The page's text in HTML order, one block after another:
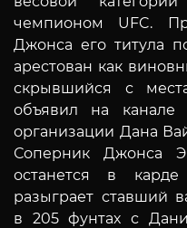
чемпионом UFC.
Джонса его титула
арестован как
скрывшийся с
объявил на канале
организации Дана
Соперник Джонса
останется в
разыграет ставший
в 205 фунтах с